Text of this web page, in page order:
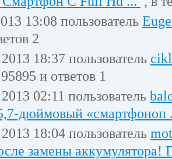
13:08 пользователь
2
18:37 пользователь
и ответов 1
02:11 пользователь
дюймовый «смартфоноп
18:04 пользователь
замены аккумулятора!